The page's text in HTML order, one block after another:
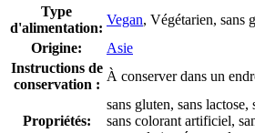
Type
d'alimentation:
Vegan, Végétarien, sans
Origine:
Asie
Instructions de
conservation :
À conserver dans un
Propriétés:
sans gluten, sans
sans colorant artificiel,